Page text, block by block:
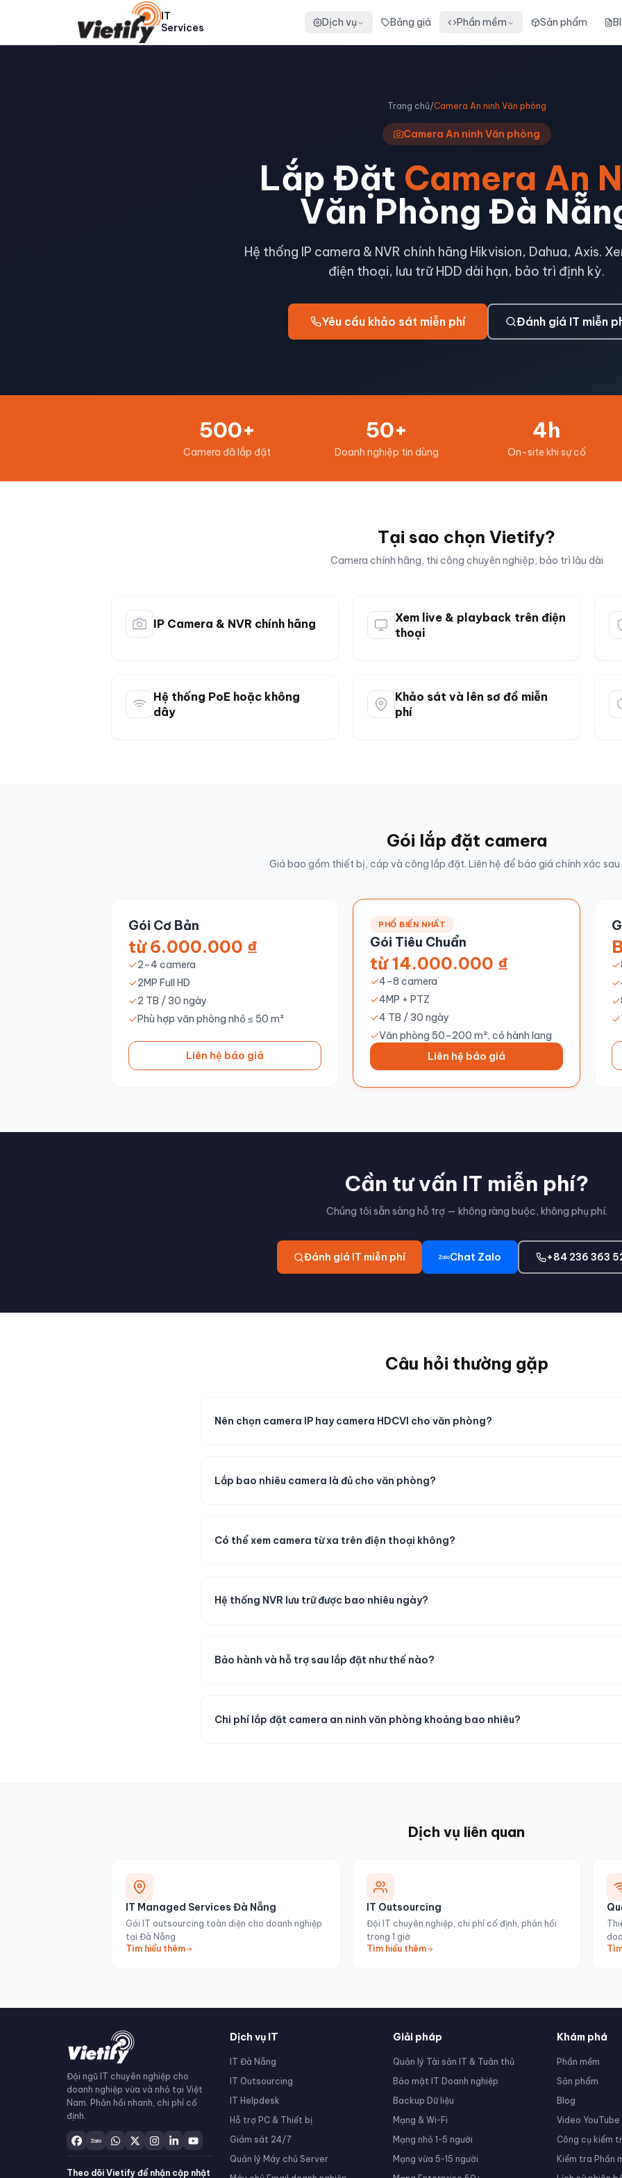
IT
Services
Dịch vụ Bảng giá Phần mềm Sản phẩm
Trang chủ/Camera An ninh Văn phòng
Camera An ninh Văn phòng
Lắp Đặt Camera An
Văn Phòng Đà
Hệ thống IP camera & NVR chính hãng Hikvision, Dahua, Axis.
điện thoại, lưu trữ HDD dài hạn, bảo trì định kỳ.
Yêu cầu khảo sát miễn phí Đánh giá IT miễn
500+
Camera đã lắp đặt
50+
Doanh nghiệp tin dùng
4h
On-site khi sự cố
Tại sao chọn Vietify?
Camera chính hãng, thi công chuyên nghiệp, bảo trì lâu dài
IP Camera & NVR chính hãng
Xem live & playback trên điện
thoại
Hệ thống PoE hoặc không
dây
Khảo sát và lên sơ đồ miễn
phí
Gói lắp đặt camera
Giá bao gồm thiết bị, cáp và công lắp đặt. Liên hệ để báo giá chính xác sau
Gói Cơ Bản
từ 6.000.000 ₫
2–4 camera
2MP Full HD
2 TB / 30 ngày
Phù hợp văn phòng nhỏ ≤ 50 m²
Liên hệ báo giá
PHỔ BIẾN NHẤT
Gói Tiêu Chuẩn
từ 14.000.000 ₫
4–8 camera
4MP + PTZ
4 TB / 30 ngày
Văn phòng 50–200 m², có hành lang
Liên hệ báo giá
Cần tư vấn IT miễn phí?
Chúng tôi sẵn sàng hỗ trợ — không ràng buộc, không phụ phí.
Đánh giá IT miễn phí Chat Zalo +84 236 363
Câu hỏi thường gặp
Nên chọn camera IP hay camera HDCVI cho văn phòng?
Lắp bao nhiêu camera là đủ cho văn phòng?
Có thể xem camera từ xa trên điện thoại không?
Hệ thống NVR lưu trữ được bao nhiêu ngày?
Bảo hành và hỗ trợ sau lắp đặt như thế nào?
Chi phí lắp đặt camera an ninh văn phòng khoảng bao nhiêu?
Dịch vụ liên quan
IT Managed Services Đà Nẵng
Gói IT outsourcing toàn diện cho doanh nghiệp
tại Đà Nẵng
Tìm hiểu thêm
IT Outsourcing
Đội IT chuyên nghiệp, chi phí cố định, phản hồi
trong 1 giờ
Tìm hiểu thêm
Đội ngũ IT chuyên nghiệp cho
doanh nghiệp vừa và nhỏ tại Việt
Nam. Phản hồi nhanh, chi phí cố
định.
Theo dõi Vietify để nhận cập nhật
Dịch vụ IT
IT Đà Nẵng
IT Outsourcing
IT Helpdesk
Hỗ trợ PC & Thiết bị
Giám sát 24/7
Quản lý Máy chủ Server
Giải pháp
Quản lý Tài sản IT & Tuân thủ
Bảo mật IT Doanh nghiệp
Backup Dữ liệu
Mạng & Wi-Fi
Mạng nhỏ 1-5 người
Mạng vừa 5-15 người
Khám phá
Phần mềm
Sản phẩm
Blog
Video YouTube
Công cụ kiểm
Kiểm tra Phần